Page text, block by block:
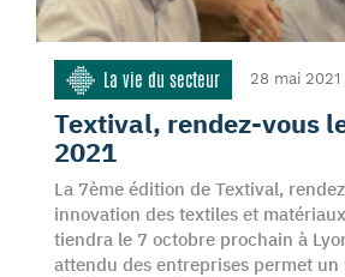
La vie du secteur 28 mai 2021
Textival, rendez-vous
2021
La 7ème édition de Textival,
innovation des textiles et
tiendra le 7 octobre prochain à
attendu des entreprises permet un